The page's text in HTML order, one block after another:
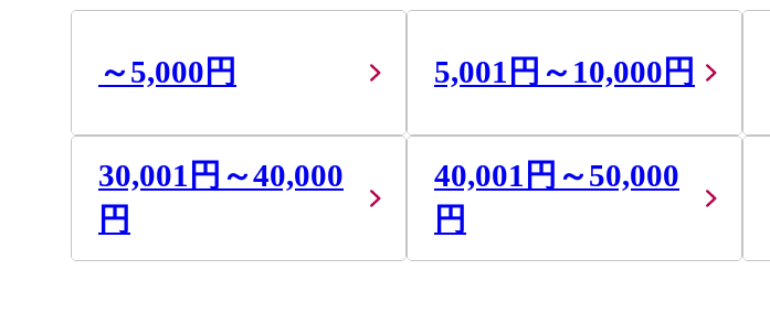
～5,000円 5,001円～10,000円
30,001円～40,000
円
40,001円～50,000
円